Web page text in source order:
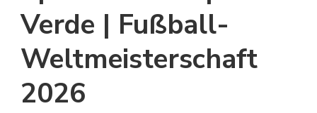
Verde | Fußball-
Weltmeisterschaft
2026